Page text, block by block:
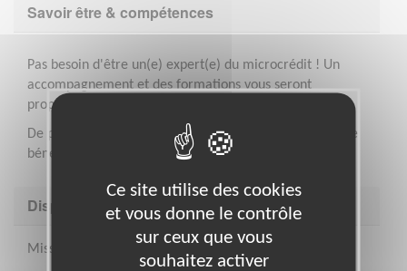
Savoir être & compétences
Pas besoin d'être un(e) expert(e) du microcrédit ! Un
accompagnement et des formations vous seront
proposés tout au long de votre parcours.
De plus, vous êtes intégré(e) à une équipe constituée de
bénévoles et de salariés, et démarrerez en binôme.
Disponibilité demandée
Mission régulière / Idéalement sur 2 ans
Ce site utilise des cookies
et vous donne le contrôle
sur ceux que vous
souhaitez activer